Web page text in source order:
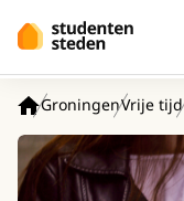
Home
GroningenVrije tijd